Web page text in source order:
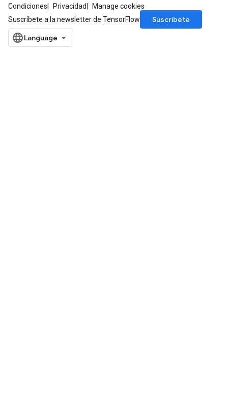
Condiciones Privacidad
Manage cookies
Suscríbete a la newsletter de TensorFlow
Suscríbete